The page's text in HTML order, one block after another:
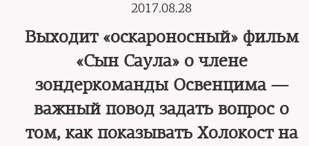
2017.08.28
Выходит «оскароносный» фильм
«Сын Саула» о члене
зондеркоманды Освенцима —
важный повод задать вопрос о
том, как показывать Холокост на